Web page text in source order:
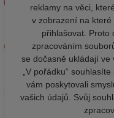
reklamy na věci,
v zobrazení na
přihlašovat. Proto
zpracováním
se dočasně ukládají ve
„V pořádku“
vám poskytovali
vašich údajů. Svůj